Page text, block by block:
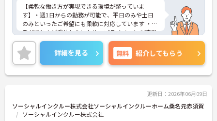
【柔軟な働き方が実現できる環境が整っていま
す】・週1日からの勤務が可能で、平日のみや土日
のみといったご希望にも柔軟に対応しています ・残
業がほとんど発生しないため、プライベートの時間
やWワークとの両立がしやすい環境です【現場の負
担を軽減するサポート体制が充実しています】・お
食事の準備には食材の宅配サービスを利用してお
り、献立やレシピが決まっているため安心してお仕
事に取り組んでいただけます・夜間も複数名のスタ
守りや巡回業務も心強い環境です【充実した待遇で
長期的なご就業を後押ししています】 駐車場を完備
しているためマイカーでのご通勤も可能です・超過
勤務や深夜割増などの手当は1分単位で正確に支給
詳細を見る 無料 紹介してもらう
更新日：2026年06月09日
ソーシャルインクルー株式会社ソーシャルインクルーホーム桑名元赤須賀
ソーシャルインクルー株式会社